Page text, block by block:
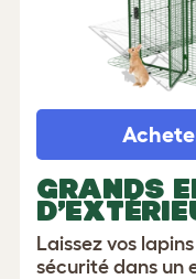
GRANDS
Laissez vos
sécurité dans un